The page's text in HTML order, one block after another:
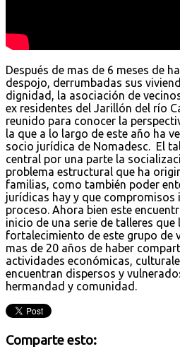
Después de mas de 6 meses de
despojo, derrumbadas sus
dignidad, la asociación de
ex residentes del Jarillón del río
reunido para conocer la
la que a lo largo de este año ha
socio jurídica de Nomadesc. El
central por una parte la
problema estructural que ha
familias, como también poder
jurídicas hay y que compromisos
proceso. Ahora bien este
inicio de una serie de talleres que
fortalecimiento de este grupo de
mas de 20 años de haber
actividades económicas,
encuentran dispersos y
hermandad y comunidad.
Comparte esto: